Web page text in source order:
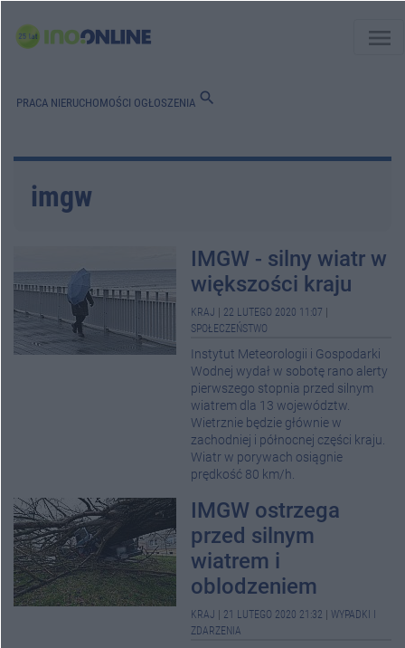
menu
PRACA NIERUCHOMOŚCI OGŁOSZENIA search
imgw
IMGW - silny wiatr w
większości kraju
KRAJ 22 LUTEGO 2020 11:07
SPOŁECZEŃSTWO
Instytut Meteorologii i Gospodarki
Wodnej wydał w sobotę rano alerty
pierwszego stopnia przed silnym
wiatrem dla 13 województw.
Wietrznie będzie głównie w
zachodniej i północnej części kraju.
Wiatr w porywach osiągnie
prędkość 80 km/h.
IMGW ostrzega
przed silnym
wiatrem i
oblodzeniem
KRAJ 21 LUTEGO 2020 21:32
WYPADKI I
ZDARZENIA